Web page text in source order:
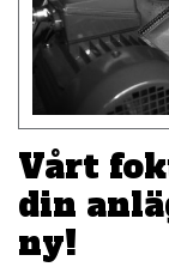
Vårt
din
ny!